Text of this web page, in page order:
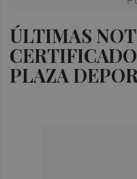
ÚLTIMAS
PLAZA